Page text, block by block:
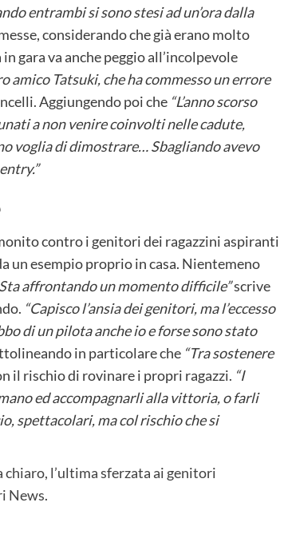
entrambi si sono stesi ad un’ora dalla
considerando che già erano molto
gara va anche peggio all’incolpevole
amico Tatsuki, che ha commesso un errore
Aggiungendo poi che “L’anno scorso
a non venire coinvolti nelle cadute,
voglia di dimostrare… Sbagliando avevo
contro i genitori dei ragazzini aspiranti
un esempio proprio in casa. Nientemeno
affrontando un momento difficile”scrive
“Capisco l’ansia dei genitori, ma l’eccesso
di un pilota anche io e forse sono stato
in particolare che “Tra sostenere
il rischio di rovinare i propri ragazzi. “I
ed accompagnarli alla vittoria, o farli
spettacolari, ma col rischio che si
l’ultima sferzata ai genitori
News.